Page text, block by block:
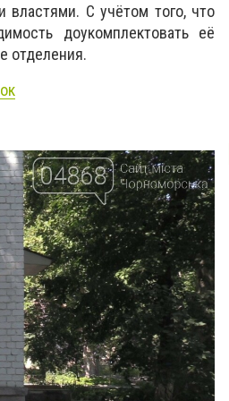
властями. С учётом того, что
доукомплектовать её
отделения.